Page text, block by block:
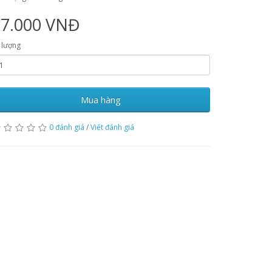
VNĐ
lượng
Mua hàng
0 đánh giá /Viết đánh giá